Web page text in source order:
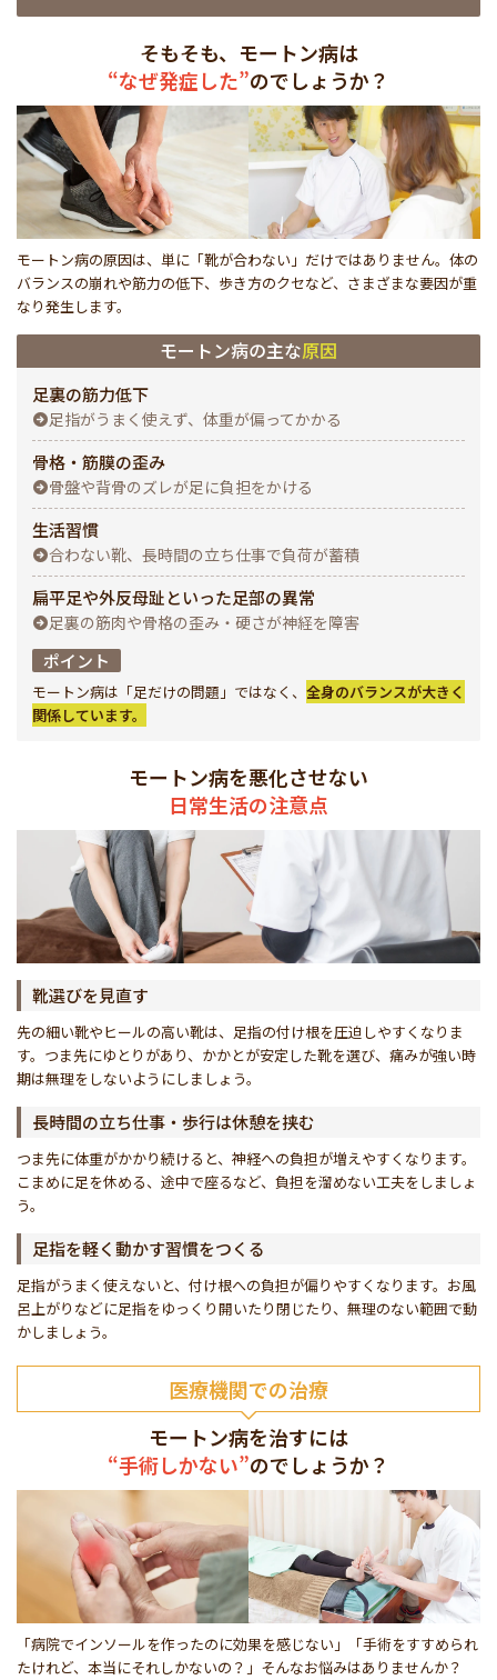
そもそも、モートン病は
“なぜ発症した”のでしょうか？
モートン病の原因は、単に「靴が合わない」だけではありません。体の
バランスの崩れや筋力の低下、歩き方のクセなど、さまざまな要因が重
なり発生します。
モートン病の主な原因
足裏の筋力低下
足指がうまく使えず、体重が偏ってかかる
骨格・筋膜の歪み
骨盤や背骨のズレが足に負担をかける
生活習慣
合わない靴、長時間の立ち仕事で負荷が蓄積
扁平足や外反母趾といった足部の異常
足裏の筋肉や骨格の歪み・硬さが神経を障害
ポイント
モートン病は「足だけの問題」ではなく、全身のバランスが大きく
関係しています。
モートン病を悪化させない
日常生活の注意点
靴選びを見直す
先の細い靴やヒールの高い靴は、足指の付け根を圧迫しやすくなりま
す。つま先にゆとりがあり、かかとが安定した靴を選び、痛みが強い時
期は無理をしないようにしましょう。
長時間の立ち仕事・歩行は休憩を挟む
つま先に体重がかかり続けると、神経への負担が増えやすくなります。
こまめに足を休める、途中で座るなど、負担を溜めない工夫をしましょ
う。
足指を軽く動かす習慣をつくる
足指がうまく使えないと、付け根への負担が偏りやすくなります。お風
呂上がりなどに足指をゆっくり開いたり閉じたり、無理のない範囲で動
かしましょう。
医療機関での治療
モートン病を治すには
“手術しかない”のでしょうか？
「病院でインソールを作ったのに効果を感じない」「手術をすすめられ
たけれど、本当にそれしかないの？」そんなお悩みはありませんか？